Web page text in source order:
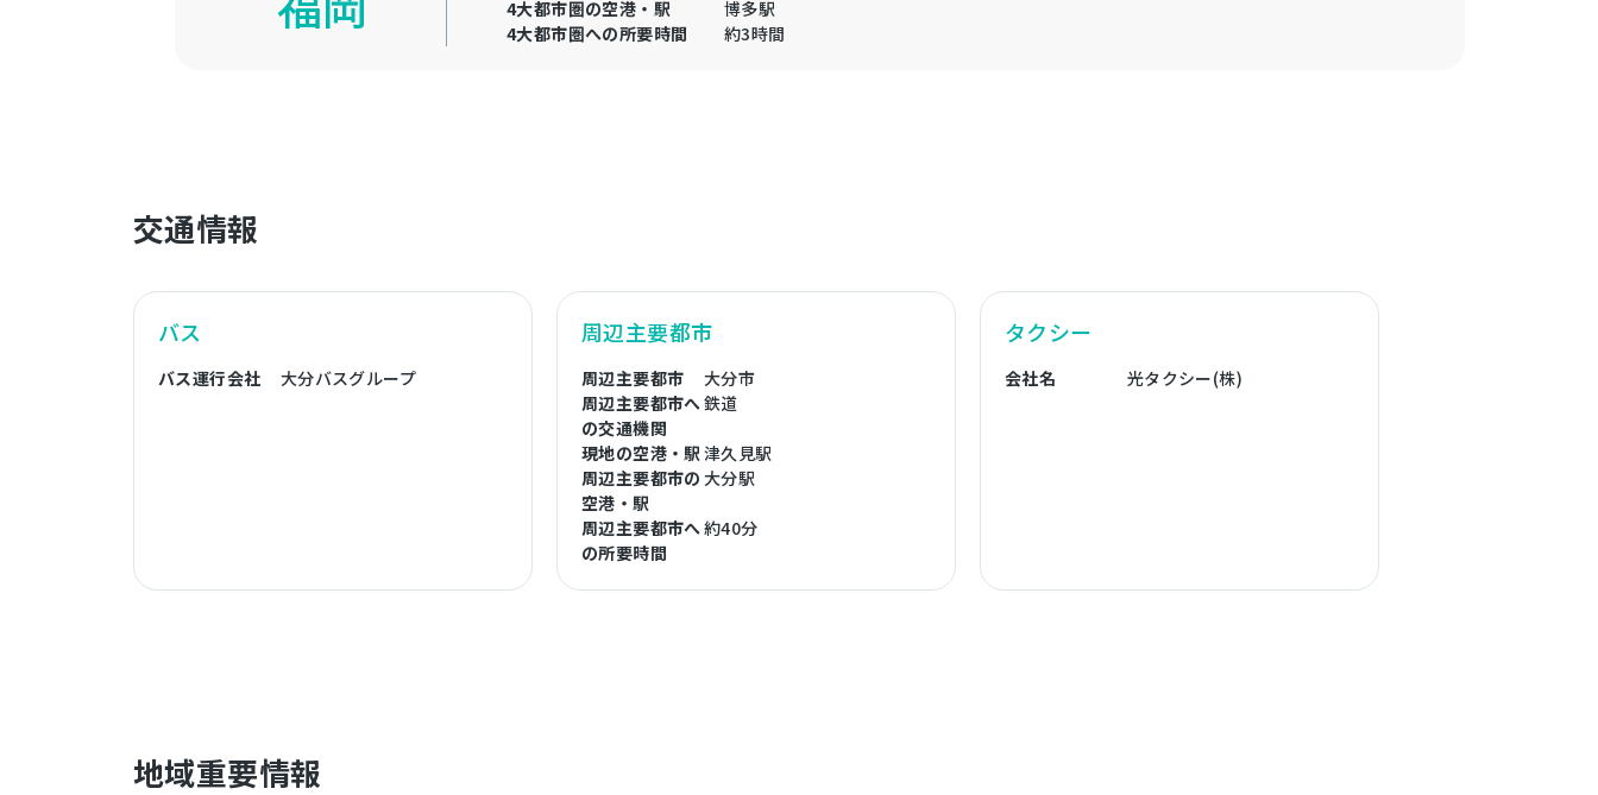
4大都市圏の空港・駅
博多駅
4大都市圏への所要時間
約3時間
交通情報
バス
バス運行会社 大分バスグループ
周辺主要都市
周辺主要都市
大分市
周辺主要都市へ
の交通機関
鉄道
現地の空港・駅津久見駅
周辺主要都市の
空港・駅
大分駅
周辺主要都市へ
の所要時間
約40分
タクシー
会社名 光タクシー(株)
地域重要情報